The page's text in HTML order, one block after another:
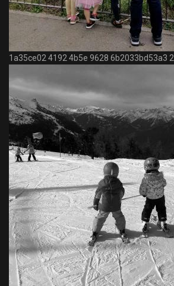
1a35ce02 4192 4b5e 9628 6b2033bd53a3 2